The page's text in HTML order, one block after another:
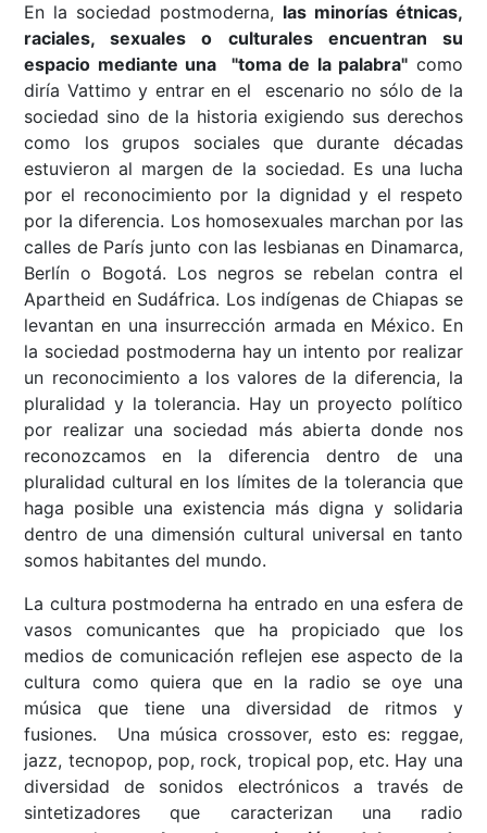
En la sociedad postmoderna, las minorías étnicas,
raciales, sexuales o culturales encuentran su
espacio mediante una "toma de la palabra" como
diría Vattimo y entrar en el escenario no sólo de la
sociedad sino de la historia exigiendo sus derechos
como los grupos sociales que durante décadas
estuvieron al margen de la sociedad. Es una lucha
por el reconocimiento por la dignidad y el respeto
por la diferencia. Los homosexuales marchan por las
calles de París junto con las lesbianas en Dinamarca,
Berlín o Bogotá. Los negros se rebelan contra el
Apartheid en Sudáfrica. Los indígenas de Chiapas se
levantan en una insurrección armada en México. En
la sociedad postmoderna hay un intento por realizar
un reconocimiento a los valores de la diferencia, la
pluralidad y la tolerancia. Hay un proyecto político
por realizar una sociedad más abierta donde nos
reconozcamos en la diferencia dentro de una
pluralidad cultural en los límites de la tolerancia que
haga posible una existencia más digna y solidaria
dentro de una dimensión cultural universal en tanto
somos habitantes del mundo.
La cultura postmoderna ha entrado en una esfera de
vasos comunicantes que ha propiciado que los
medios de comunicación reflejen ese aspecto de la
cultura como quiera que en la radio se oye una
música que tiene una diversidad de ritmos y
fusiones. Una música crossover, esto es: reggae,
jazz, tecnopop, pop, rock, tropical pop, etc. Hay una
diversidad de sonidos electrónicos a través de
sintetizadores que caracterizan una radio